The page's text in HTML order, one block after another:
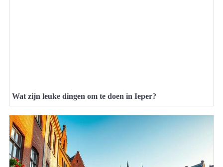
Wat zijn leuke dingen om te doen in Ieper?